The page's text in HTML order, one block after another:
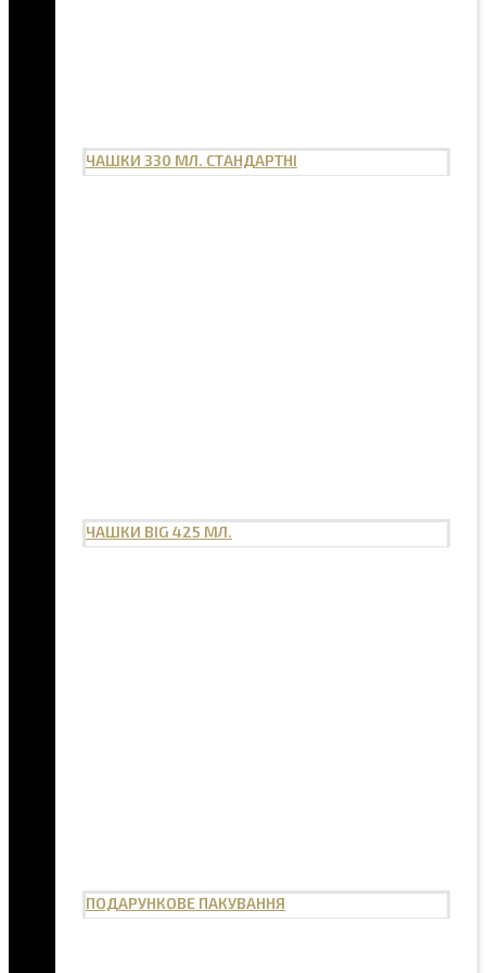
ЧАШКИ 330 МЛ. СТАНДАРТНІ
ЧАШКИ BIG 425 МЛ.
ПОДАРУНКОВЕ ПАКУВАННЯ